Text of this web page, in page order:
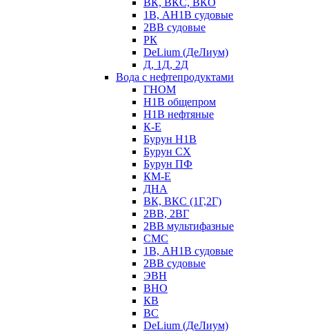
ВК, ВКС, ВКО
1В, АН1В судовые
2ВВ судовые
РК
DeLium (ДеЛиум)
Д, 1Д, 2Д
Вода с нефтепродуктами
ГНОМ
Н1В общепром
Н1В нефтяные
К-Е
Бурун Н1В
Бурун СХ
Бурун ПФ
КМ-Е
ДНА
ВК, ВКС (1Г,2Г)
2ВВ, 2ВГ
2ВВ мультифазные
СМС
1В, АН1В судовые
2ВВ судовые
ЭВН
ВНО
КВ
ВС
DeLium (ДеЛиум)